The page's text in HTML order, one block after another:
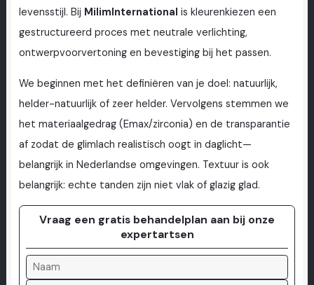
levensstijl. Bij MilimInternational is kleurenkiezen een
gestructureerd proces met neutrale verlichting,
ontwerpvoorvertoning en bevestiging bij het passen.
We beginnen met het definiëren van je doel: natuurlijk,
helder-natuurlijk of zeer helder. Vervolgens stemmen we
het materiaalgedrag (Emax/zirconia) en de transparantie
af zodat de glimlach realistisch oogt in daglicht—
belangrijk in Nederlandse omgevingen. Textuur is ook
belangrijk: echte tanden zijn niet vlak of glazig glad.
Vraag een gratis behandelplan aan bij onze
expertartsen